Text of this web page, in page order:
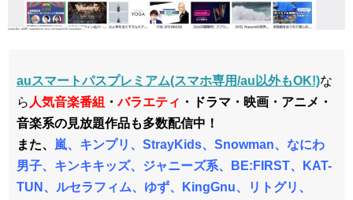
auスマートパスプレミアム(スマホ専用/au以外もOK!)な
ら 人気音楽番組 ・バラエティ ・ドラマ・映画・アニメ・
音楽系の見放題作品も多数配信中！
また、
嵐、キンプリ、StrayKids、Snowman、なにわ
男子、キンキキッズ、ジャニーズ系、BE:FIRST、KAT-
TUN、ルセラフィム、ゆず、KingGnu、リトグリ、